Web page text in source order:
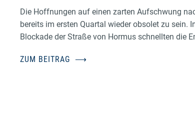
Die Hoffnungen auf einen zarten Aufschwung
bereits im ersten Quartal wieder obsolet zu sein.
Blockade der Straße von Hormus schnellten die
ZUM BEITRAG ⟶